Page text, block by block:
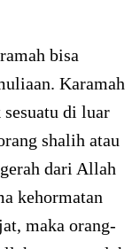
bisa
Karamah
di luar
shalih atau
dari Allah
kehormatan
maka orang-